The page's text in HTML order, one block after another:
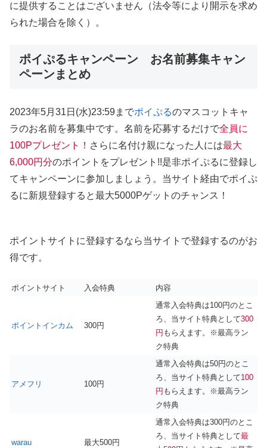
に提供することはございません（法令等により開示を求め
られた場合を除く）。
ポイぷるキャンペーン お名前募集キャン
ペーンまとめ
2023年5月31日(水)23:59までポイぷるのマスコットキャ
ラのお名前を募集中です。名前を応募するだけで全員に
100Pプレゼント！ さらに名付け親になった人には最大
6,000円分のポイントをプレゼント!!是非ポイぷるに登録し
てキャンペーンに参加しましょう。当サイト経由でポイぷ
るに新規登録すると最大5000Pゲットのチャンス！
ポイントサイトに登録するなら当サイトで登録するのがお
得です。
ポイントサイト 入会特典 内容
ポイントインカム 300円
通常入会特典は100円のとこ
ろ、当サイト特典として300
円 もらえます。※最高ラン
ク特典
アメフリ 100円
通常入会特典は50円のとこ
ろ、当サイト特典として100
円 もらえます。※最高ラン
ク特典
warau 最大500円
通常入会特典は300円のとこ
ろ、当サイト特典として最